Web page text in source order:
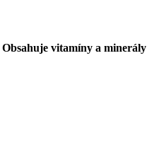
Obsahuje vitamíny a minerály